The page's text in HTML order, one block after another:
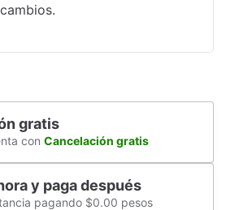
de agua
negocios
gratis
con Cancelación gratis
y paga después
pagando $0.00 pesos